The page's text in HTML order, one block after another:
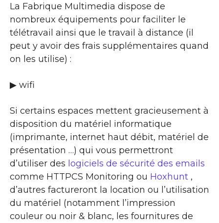
La Fabrique Multimedia dispose de
nombreux équipements pour faciliter le
télétravail ainsi que le travail à distance (il
peut y avoir des frais supplémentaires quand
on les utilise) :
▶ wifi
Si certains espaces mettent gracieusement à
disposition du matériel informatique
(imprimante, internet haut débit, matériel de
présentation …) qui vous permettront
d’utiliser des logiciels de sécurité des emails
comme HTTPCS Monitoring ou Hoxhunt ,
d’autres factureront la location ou l’utilisation
du matériel (notamment l’impression
couleur ou noir & blanc, les fournitures de